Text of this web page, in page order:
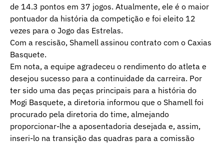
de 14.3 pontos em 37 jogos. Atualmente, ele é o maior
pontuador da história da competição e foi eleito 12
vezes para o Jogo das Estrelas.
Com a rescisão, Shamell assinou contrato com o Caxias
Basquete.
Em nota, a equipe agradeceu o rendimento do atleta e
desejou sucesso para a continuidade da carreira. Por
ter sido uma das peças principais para a história do
Mogi Basquete, a diretoria informou que o Shamell foi
procurado pela diretoria do time, almejando
proporcionar-lhe a aposentadoria desejada e, assim,
inseri-lo na transição das quadras para a comissão